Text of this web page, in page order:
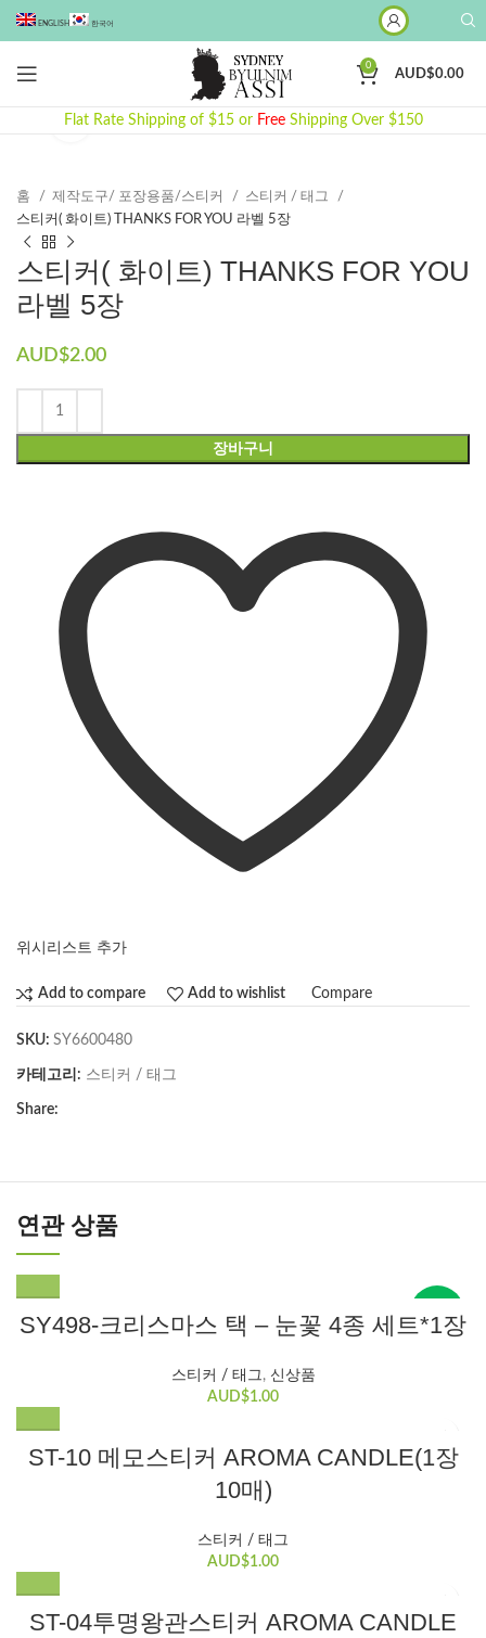
ENGLISH 한국어
0
AUD$0.00
Flat Rate Shipping of $15 or Free Shipping Over $150
Click to enlarge
홈 제작도구/ 포장용품/스티커
스티커 / 태그
스티커( 화이트) THANKS FOR YOU 라벨 5장
스티커( 화이트) THANKS FOR YOU
라벨 5장
AUD$2.00
장바구니
위시리스트 추가
Add to compare Add to wishlist Compare
SKU: SY6600480
카테고리: 스티커 / 태그
Share:
연관 상품
SY498-크리스마스 택 – 눈꽃 4종 세트*1장
스티커 / 태그, 신상품
AUD$1.00
ST-10 메모스티커 AROMA CANDLE(1장
10매)
스티커 / 태그
AUD$1.00
ST-04투명왕관스티커 AROMA CANDLE